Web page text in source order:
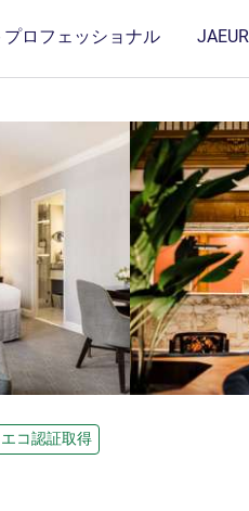
プロフェッショナル JAEUR
エコ認証取得